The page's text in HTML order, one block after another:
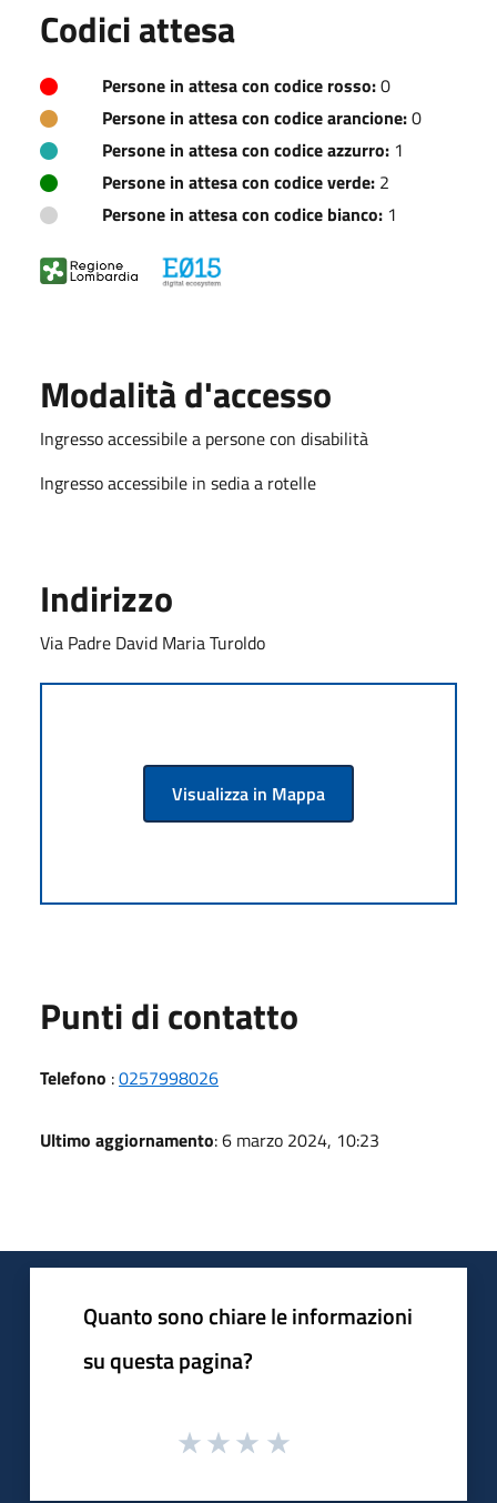
Codici attesa
Persone in attesa con codice rosso:0
Persone in attesa con codice arancione:0
Persone in attesa con codice azzurro: 1
Persone in attesa con codice verde: 2
Persone in attesa con codice bianco: 1
Modalità d'accesso
Ingresso accessibile a persone con disabilità
Ingresso accessibile in sedia a rotelle
Indirizzo
Via Padre David Maria Turoldo
Visualizza in Mappa
Punti di contatto
Telefono :0257998026
Ultimo aggiornamento: 6 marzo 2024, 10:23
Quanto sono chiare le informazioni
su questa pagina?